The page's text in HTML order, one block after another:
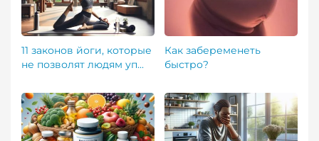
11 законов йоги, которые
не позволят людям уп...
Как забеременеть
быстро?